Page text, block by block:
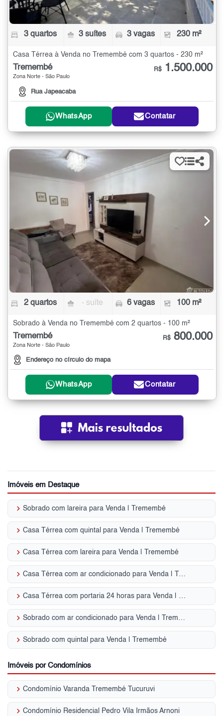
3 quartos 3 suítes 3 vagas 230 m²
Casa Térrea à Venda no Tremembé com 3 quartos - 230 m²
Tremembé
Zona Norte - São Paulo
Rua Japeacaba
R$ 1.500.000
WhatsApp Contatar
2 quartos - suíte 6 vagas 100 m²
Sobrado à Venda no Tremembé com 2 quartos - 100 m²
Tremembé
Zona Norte - São Paulo
Endereço no círculo do mapa
R$ 800.000
WhatsApp Contatar
Imóveis em Destaque
keyboard_arrow_right Sobrado com lareira para Venda | Tremembé
keyboard_arrow_right Casa Térrea com quintal para Venda | Tremembé
keyboard_arrow_right Casa Térrea com lareira para Venda | Tremembé
keyboard_arrow_right Casa Térrea com ar condicionado para Venda | Tremembé
keyboard_arrow_right Casa Térrea com portaria 24 horas para Venda | Tremembé
keyboard_arrow_right Sobrado com ar condicionado para Venda | Tremembé
keyboard_arrow_right Sobrado com quintal para Venda | Tremembé
Imóveis por Condomínios
keyboard_arrow_right Condomínio Varanda Tremembé Tucuruvi
keyboard_arrow_right Condomínio Residencial Pedro Vila Irmãos Arnoni